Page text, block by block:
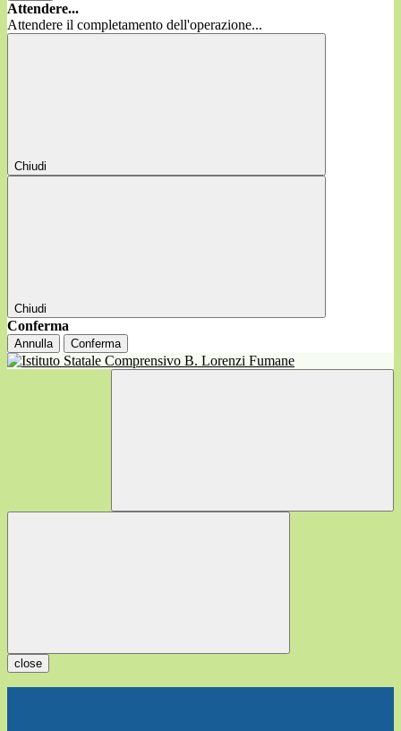
Attendere...
Attendere il completamento dell'operazione...
Chiudi
Chiudi
Conferma
Annulla Conferma
close